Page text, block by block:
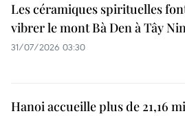
Les céramiques spirituelles
vibrer le mont Bà Den à Tây
31/07/2026 03:30
Hanoi accueille plus de 21,16